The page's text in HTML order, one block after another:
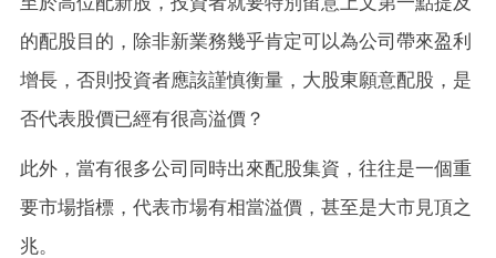
的配股目的，除非新業務幾乎肯定可以為公司帶來盈利
增長，否則投資者應該謹慎衡量，大股東願意配股，是
否代表股價已經有很高溢價？
此外，當有很多公司同時出來配股集資，往往是一個重
要市場指標，代表市場有相當溢價，甚至是大市見頂之
兆。